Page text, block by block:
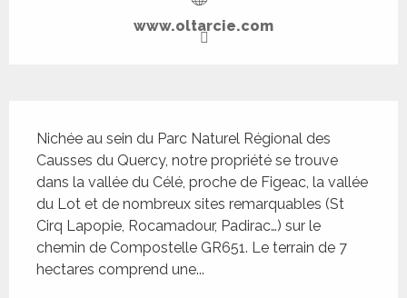
www.oltarcie.com
Nichée au sein du Parc Naturel Régional des
Causses du Quercy, notre propriété se trouve
dans la vallée du Célé, proche de Figeac, la vallée
du Lot et de nombreux sites remarquables (St
Cirq Lapopie, Rocamadour, Padirac…) sur le
chemin de Compostelle GR651. Le terrain de 7
hectares comprend une...